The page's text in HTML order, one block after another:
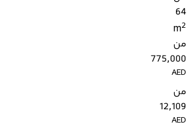
64
m2
من
775,000
AED
من
12,109
AED